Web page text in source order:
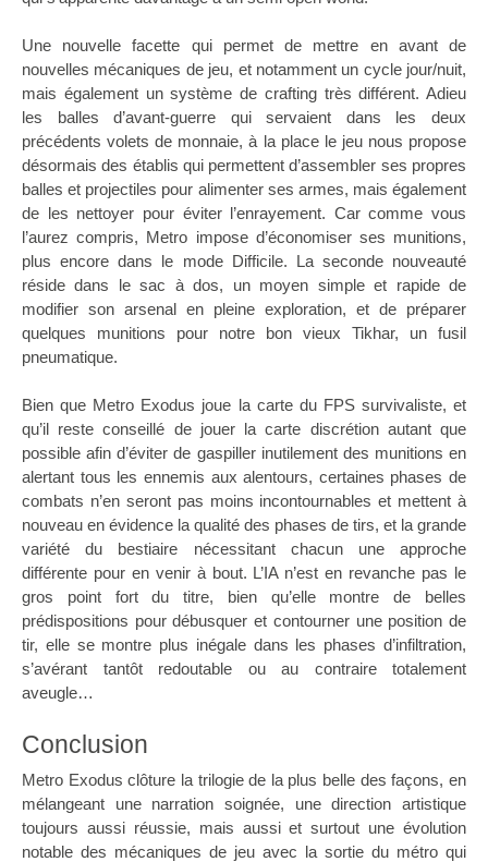
Une nouvelle facette qui permet de mettre en avant de
nouvelles mécaniques de jeu, et notamment un cycle jour/nuit,
mais également un système de crafting très différent. Adieu
les balles d’avant-guerre qui servaient dans les deux
précédents volets de monnaie, à la place le jeu nous propose
désormais des établis qui permettent d’assembler ses propres
balles et projectiles pour alimenter ses armes, mais également
de les nettoyer pour éviter l’enrayement. Car comme vous
l’aurez compris, Metro impose d’économiser ses munitions,
plus encore dans le mode Difficile. La seconde nouveauté
réside dans le sac à dos, un moyen simple et rapide de
modifier son arsenal en pleine exploration, et de préparer
quelques munitions pour notre bon vieux Tikhar, un fusil
pneumatique.
Bien que Metro Exodus joue la carte du FPS survivaliste, et
qu’il reste conseillé de jouer la carte discrétion autant que
possible afin d’éviter de gaspiller inutilement des munitions en
alertant tous les ennemis aux alentours, certaines phases de
combats n’en seront pas moins incontournables et mettent à
nouveau en évidence la qualité des phases de tirs, et la grande
variété du bestiaire nécessitant chacun une approche
différente pour en venir à bout. L’IA n’est en revanche pas le
gros point fort du titre, bien qu’elle montre de belles
prédispositions pour débusquer et contourner une position de
tir, elle se montre plus inégale dans les phases d’infiltration,
s’avérant tantôt redoutable ou au contraire totalement
aveugle…
Conclusion
Metro Exodus clôture la trilogie de la plus belle des façons, en
mélangeant une narration soignée, une direction artistique
toujours aussi réussie, mais aussi et surtout une évolution
notable des mécaniques de jeu avec la sortie du métro qui